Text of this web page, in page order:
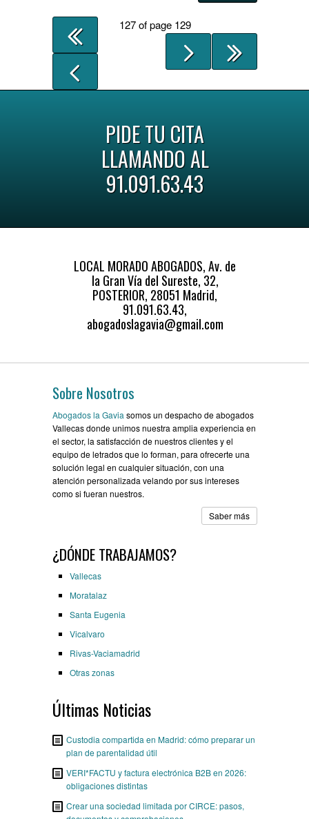
127 of page 129
PIDE TU CITA
LLAMANDO AL
91.091.63.43
LOCAL MORADO ABOGADOS, Av. de
la Gran Vía del Sureste, 32,
POSTERIOR, 28051 Madrid,
91.091.63.43,
abogadoslagavia@gmail.com
Sobre Nosotros
Abogados la Gavia somos un despacho de abogados
Vallecas donde unimos nuestra amplia experiencia en
el sector, la satisfacción de nuestros clientes y el
equipo de letrados que lo forman, para ofrecerte una
solución legal en cualquier situación, con una
atención personalizada velando por sus intereses
como si fueran nuestros.
Saber más
¿DÓNDE TRABAJAMOS?
Vallecas
Moratalaz
Santa Eugenia
Vicalvaro
Rivas-Vaciamadrid
Otras zonas
Últimas Noticias
Custodia compartida en Madrid: cómo preparar un
plan de parentalidad útil
VERI*FACTU y factura electrónica B2B en 2026:
obligaciones distintas
Crear una sociedad limitada por CIRCE: pasos,